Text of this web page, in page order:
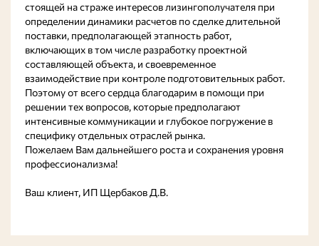
стоящей на страже интересов лизингополучателя при
определении динамики расчетов по сделке длительной
поставки, предполагающей этапность работ,
включающих в том числе разработку проектной
составляющей объекта, и своевременное
взаимодействие при контроле подготовительных работ.
Поэтому от всего сердца благодарим в помощи при
решении тех вопросов, которые предполагают
интенсивные коммуникации и глубокое погружение в
специфику отдельных отраслей рынка.
Пожелаем Вам дальнейшего роста и сохранения уровня
профессионализма!
Ваш клиент, ИП Щербаков Д.В.